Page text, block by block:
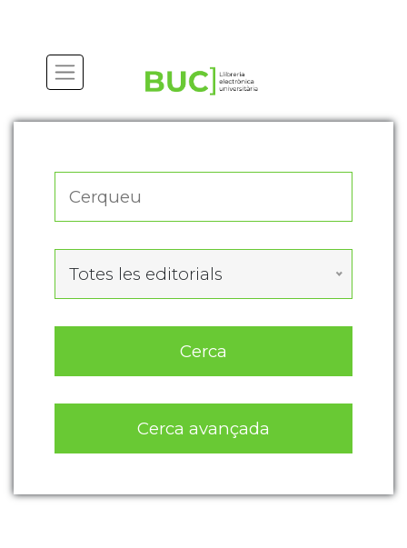
Totes les editorials
Cerca
Cerca avançada